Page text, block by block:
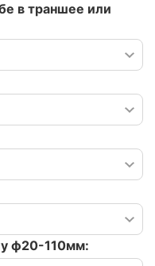
в траншее или
ф20-110мм: